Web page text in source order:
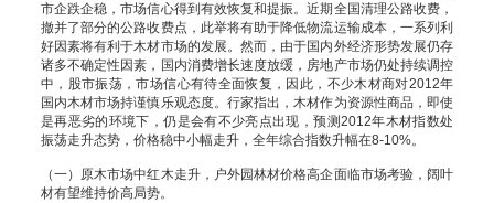
市企跌企稳，市场信心得到有效恢复和提振。近期全国清理公路收费，
撤并了部分的公路收费点，此举将有助于降低物流运输成本，一系列利
好因素将有利于木材市场的发展。然而，由于国内外经济形势发展仍存
诸多不确定性因素，国内消费增长速度放缓，房地产市场仍处持续调控
中，股市振荡，市场信心有待全面恢复，因此，不少木材商对2012年
国内木材市场持谨慎乐观态度。行家指出，木材作为资源性商品，即使
是再恶劣的环境下，仍是会有不少亮点出现，预测2012年木材指数处
振荡走升态势，价格稳中小幅走升，全年综合指数升幅在8-10%。
（一）原木市场中红木走升，户外园林材价格高企面临市场考验，阔叶
材有望维持价高局势。